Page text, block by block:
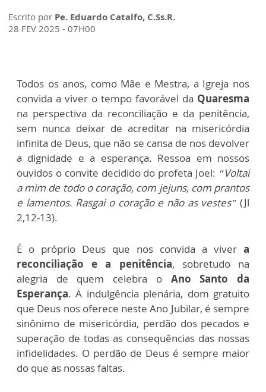
Escrito por Pe. Eduardo Catalfo, C.Ss.R.
28 FEV 2025 - 07H00
Todos os anos, como Mãe e Mestra, a Igreja nos
convida a viver o tempo favorável da Quaresma
na perspectiva da reconciliação e da penitência,
sem nunca deixar de acreditar na misericórdia
infinita de Deus, que não se cansa de nos devolver
a dignidade e a esperança. Ressoa em nossos
ouvidos o convite decidido do profeta Joel: “Voltai
a mim de todo o coração, com jejuns, com prantos
e lamentos. Rasgai o coração e não as vestes” (Jl
2,12-13).
É o próprio Deus que nos convida a viver a
reconciliação e a penitência, sobretudo na
alegria de quem celebra o Ano Santo da
Esperança. A indulgência plenária, dom gratuito
que Deus nos oferece neste Ano Jubilar, é sempre
sinônimo de misericórdia, perdão dos pecados e
superação de todas as consequências das nossas
infidelidades. O perdão de Deus é sempre maior
do que as nossas faltas.